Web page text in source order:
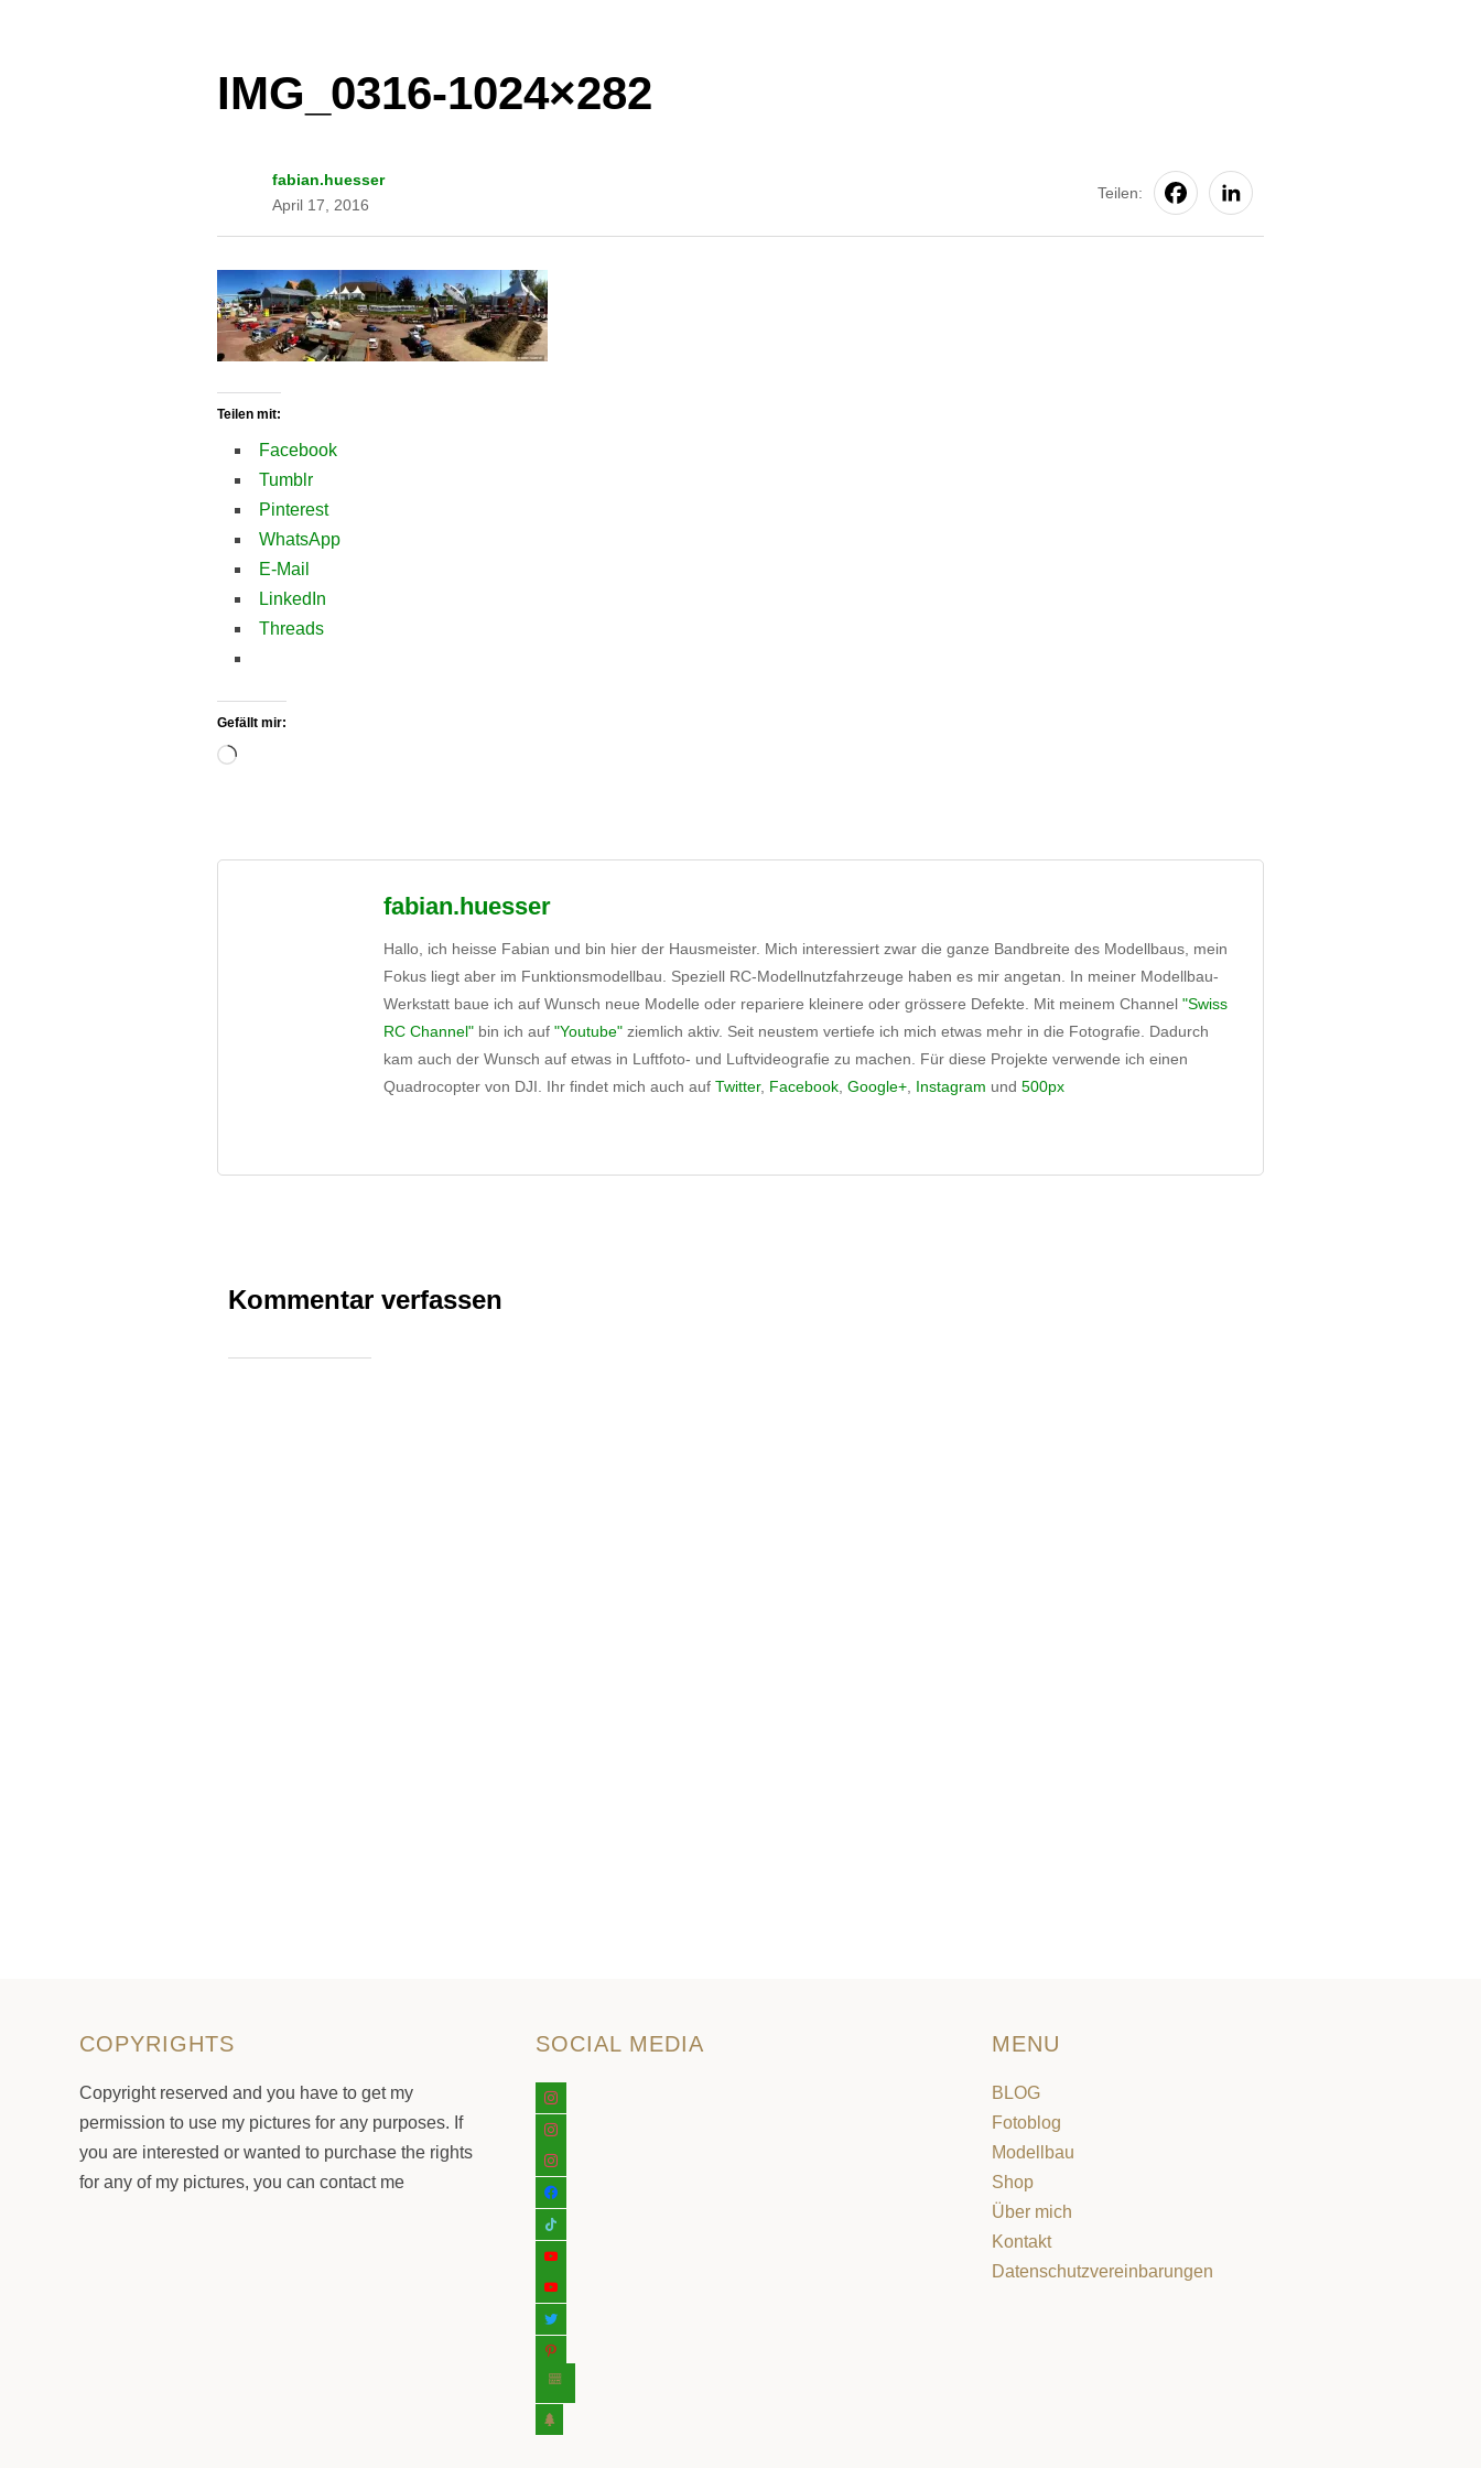
IMG_0316-1024×282
fabian.huesser
April 17, 2016
Teilen:
Teilen mit:
Facebook
Tumblr
Pinterest
WhatsApp
E-Mail
LinkedIn
Threads
Gefällt mir:
Wird
fabian.huesser
Hallo, ich heisse Fabian und bin hier der Hausmeister. Mich interessiert zwar die ganze Bandbreite des Modellbaus, mein
Fokus liegt aber im Funktionsmodellbau. Speziell RC-Modellnutzfahrzeuge haben es mir angetan. In meiner Modellbau-
Werkstatt baue ich auf Wunsch neue Modelle oder repariere kleinere oder grössere Defekte. Mit meinem Channel "Swiss
RC Channel" bin ich auf "Youtube" ziemlich aktiv. Seit neustem vertiefe ich mich etwas mehr in die Fotografie. Dadurch
kam auch der Wunsch auf etwas in Luftfoto- und Luftvideografie zu machen. Für diese Projekte verwende ich einen
Quadrocopter von DJI. Ihr findet mich auch auf Twitter, Facebook Google+ Instagram und 500px
Kommentar verfassen
COPYRIGHTS
Copyright reserved and you have to get my
permission to use my pictures for any purposes. If
you are interested or wanted to purchase the rights
for any of my pictures, you can contact me
SOCIAL MEDIA
instagram
instagram
instagram
facebook
tiktok
youtube
youtube
twitter
pinterest
editor-
kitchensink
tree
MENU
BLOG
Fotoblog
Modellbau
Shop
Über mich
Kontakt
Datenschutzvereinbarungen